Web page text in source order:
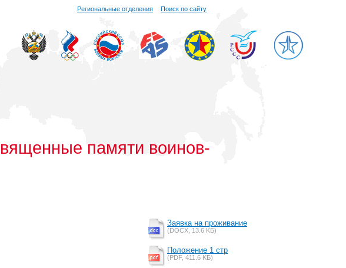
Региональные отделения Поиск по сайту
памяти воинов-
Заявка на проживание
(DOCX, 13.6 KБ)
Положение 1 стр
(PDF, 411.6 KБ)